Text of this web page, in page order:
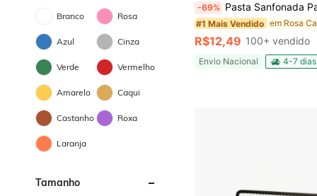
Branco Rosa
Azul Cinza
Verde Vermelho
Amarelo Caqui
Castanho Roxa
Laranja
Tamanho
-69% Pasta Sanfonada Para Documento Com 12 Divisórias E Pasta Prancheta
#1 Mais Vendido
R$12,49 100+ vendido
Envio Nacional 4-7 dias